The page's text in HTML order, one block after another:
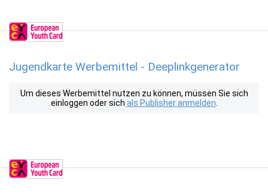
Jugendkarte Werbemittel - Deeplinkgenerator
Um dieses Werbemittel nutzen zu können, müssen Sie sich
einloggen oder sich als Publisher anmelden